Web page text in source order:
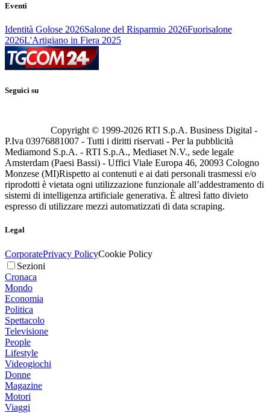
Eventi
Identità Golose 2026Salone del Risparmio 2026Fuorisalone
2026L'Artigiano in Fiera 2025
Seguici su
Copyright © 1999-2026 RTI S.p.A. Business Digital -
P.Iva 03976881007 - Tutti i diritti riservati - Per la pubblicità
Mediamond S.p.A. - RTI S.p.A., Mediaset N.V., sede legale
Amsterdam (Paesi Bassi) - Uffici Viale Europa 46, 20093 Cologno
Monzese (MI)Rispetto ai contenuti e ai dati personali trasmessi e/o
riprodotti è vietata ogni utilizzazione funzionale all’addestramento di
sistemi di intelligenza artificiale generativa. È altresì fatto divieto
espresso di utilizzare mezzi automatizzati di data scraping.
Legal
CorporatePrivacy PolicyCookie Policy
Sezioni
Cronaca
Mondo
Economia
Politica
Spettacolo
Televisione
People
Lifestyle
Videogiochi
Donne
Magazine
Motori
Viaggi